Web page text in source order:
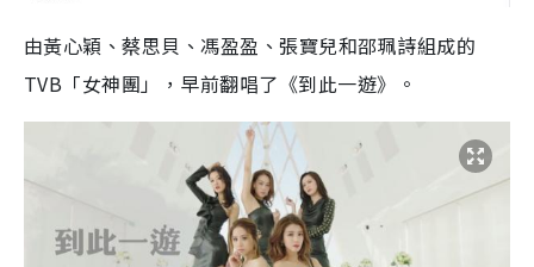
由黃心穎、蔡思貝、馮盈盈、張寶兒和邵珮詩組成的
TVB「女神團」，早前翻唱了《到此一遊》。